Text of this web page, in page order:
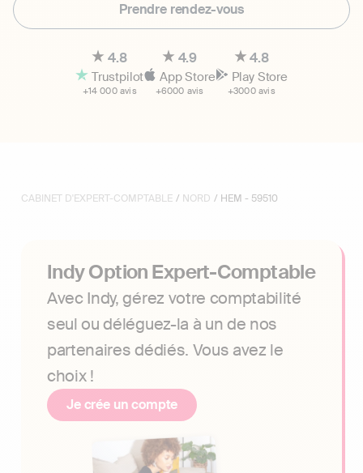
Prendre rendez-vous
4.8
Trustpilot
+14 000 avis
4.9
App Store
+6000 avis
4.8
Play Store
+3000 avis
CABINET D'EXPERT-COMPTABLE / NORD / HEM - 59510
Indy Option Expert-Comptable
Avec Indy, gérez votre comptabilité
seul ou déléguez-la à un de nos
partenaires dédiés. Vous avez le
choix !
Je crée un compte